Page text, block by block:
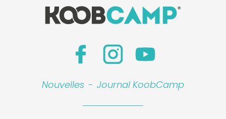
Nouvelles - Journal KoobCamp